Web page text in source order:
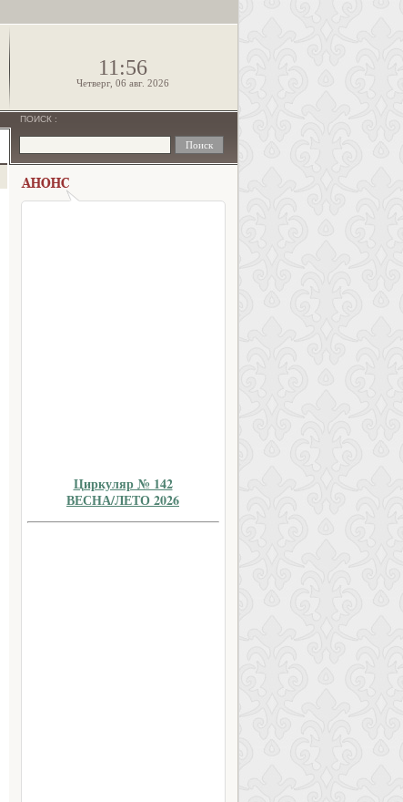
11:56
Четверг, 06 авг. 2026
ПОИСК :
Циркуляр № 142
ВЕСНА/ЛЕТО 2026